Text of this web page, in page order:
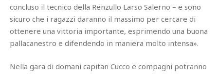
concluso il tecnico della Renzullo Larso Salerno – e sono
sicuro che i ragazzi daranno il massimo per cercare di
ottenere una vittoria importante, esprimendo una buona
pallacanestro e difendendo in maniera molto intensa».
Nella gara di domani capitan Cucco e compagni potranno